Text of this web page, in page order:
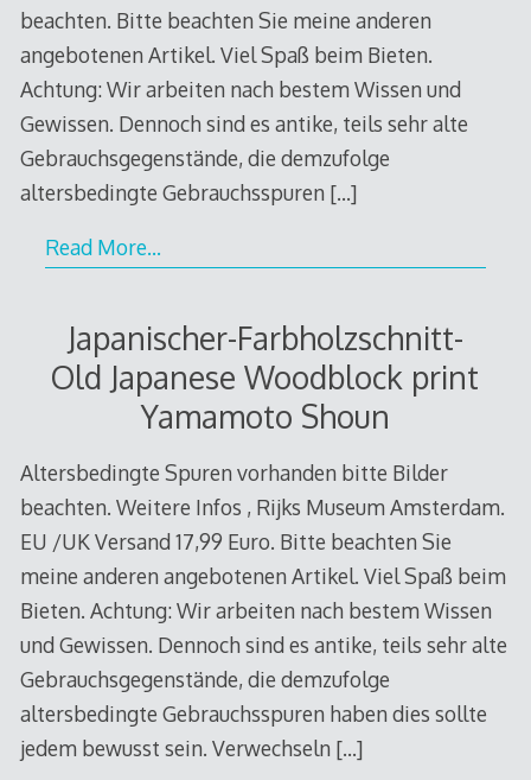
beachten. Bitte beachten Sie meine anderen
angebotenen Artikel. Viel Spaß beim Bieten.
Achtung: Wir arbeiten nach bestem Wissen und
Gewissen. Dennoch sind es antike, teils sehr alte
Gebrauchsgegenstände, die demzufolge
altersbedingte Gebrauchsspuren […]
Read More…
Japanischer-Farbholzschnitt-
Old Japanese Woodblock print
Yamamoto Shoun
Altersbedingte Spuren vorhanden bitte Bilder
beachten. Weitere Infos , Rijks Museum Amsterdam.
EU /UK Versand 17,99 Euro. Bitte beachten Sie
meine anderen angebotenen Artikel. Viel Spaß beim
Bieten. Achtung: Wir arbeiten nach bestem Wissen
und Gewissen. Dennoch sind es antike, teils sehr alte
Gebrauchsgegenstände, die demzufolge
altersbedingte Gebrauchsspuren haben dies sollte
jedem bewusst sein. Verwechseln […]